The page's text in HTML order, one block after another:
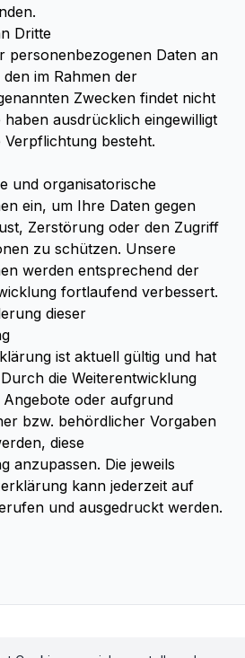
Dritte
personenbezogenen Daten an
im Rahmen der
Zwecken findet nicht
haben ausdrücklich eingewilligt
besteht.
und organisatorische
ein, um Ihre Daten gegen
Zerstörung oder den Zugriff
zu schützen. Unsere
werden entsprechend der
fortlaufend verbessert.
dieser
ist aktuell gültig und hat
die Weiterentwicklung
oder aufgrund
bzw. behördlicher Vorgaben
diese
anzupassen. Die jeweils
kann jederzeit auf
und ausgedruckt werden.